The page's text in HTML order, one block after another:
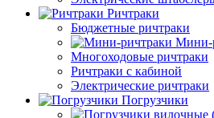
Ричтраки
Бюджетные ричтраки
Мини-
Многоходовые ричтраки
Ричтраки с кабиной
Электрические ричтраки
Погрузчики